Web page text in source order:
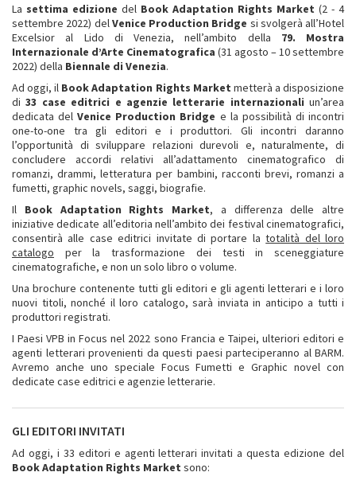
La settima edizione del Book Adaptation Rights Market (2 - 4
settembre 2022) delVenice Production Bridge si svolgerà all’Hotel
Excelsior al Lido di Venezia, nell’ambito della 79. Mostra
Internazionale d’Arte Cinematografica (31 agosto – 10 settembre
2022) della Biennale di Venezia.
Ad oggi, il Book Adaptation Rights Market metterà a disposizione
di33 case editrici e agenzie letterarie internazionali un’area
dedicata delVenice Production Bridge e la possibilità di incontri
one-to-one tra gli editori e i produttori. Gli incontri daranno
l’opportunità di sviluppare relazioni durevoli e, naturalmente, di
concludere accordi relativi all’adattamento cinematografico di
romanzi, drammi, letteratura per bambini, racconti brevi, romanzi a
fumetti, graphic novels, saggi, biografie.
Il Book Adaptation Rights Market, a differenza delle altre
iniziative dedicate all’editoria nell’ambito dei festival cinematografici,
consentirà alle case editrici invitate di portare latotalità del loro
catalogo per la trasformazione dei testi in sceneggiature
cinematografiche, e non un solo libro o volume.
Una brochure contenente tutti gli editori e gli agenti letterari e i loro
nuovi titoli, nonché il loro catalogo, sarà inviata in anticipo a tutti i
produttori registrati.
I Paesi VPB in Focus nel 2022 sono Francia e Taipei, ulteriori editori e
agenti letterari provenienti da questi paesi parteciperanno al BARM.
Avremo anche uno speciale Focus Fumetti e Graphic novel con
dedicate case editrici e agenzie letterarie.
GLI EDITORI INVITATI
Ad oggi, i 33 editori e agenti letterari invitati a questa edizione del
Book Adaptation Rights Market sono: